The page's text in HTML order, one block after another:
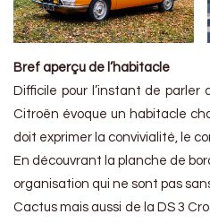
Bref aperçu de l’habitacle
Difficile pour l’instant de parler
Citroën évoque un habitacle
doit exprimer la convivialité, le
En découvrant la planche de
organisation qui ne sont pas
Cactus mais aussi de la DS 3